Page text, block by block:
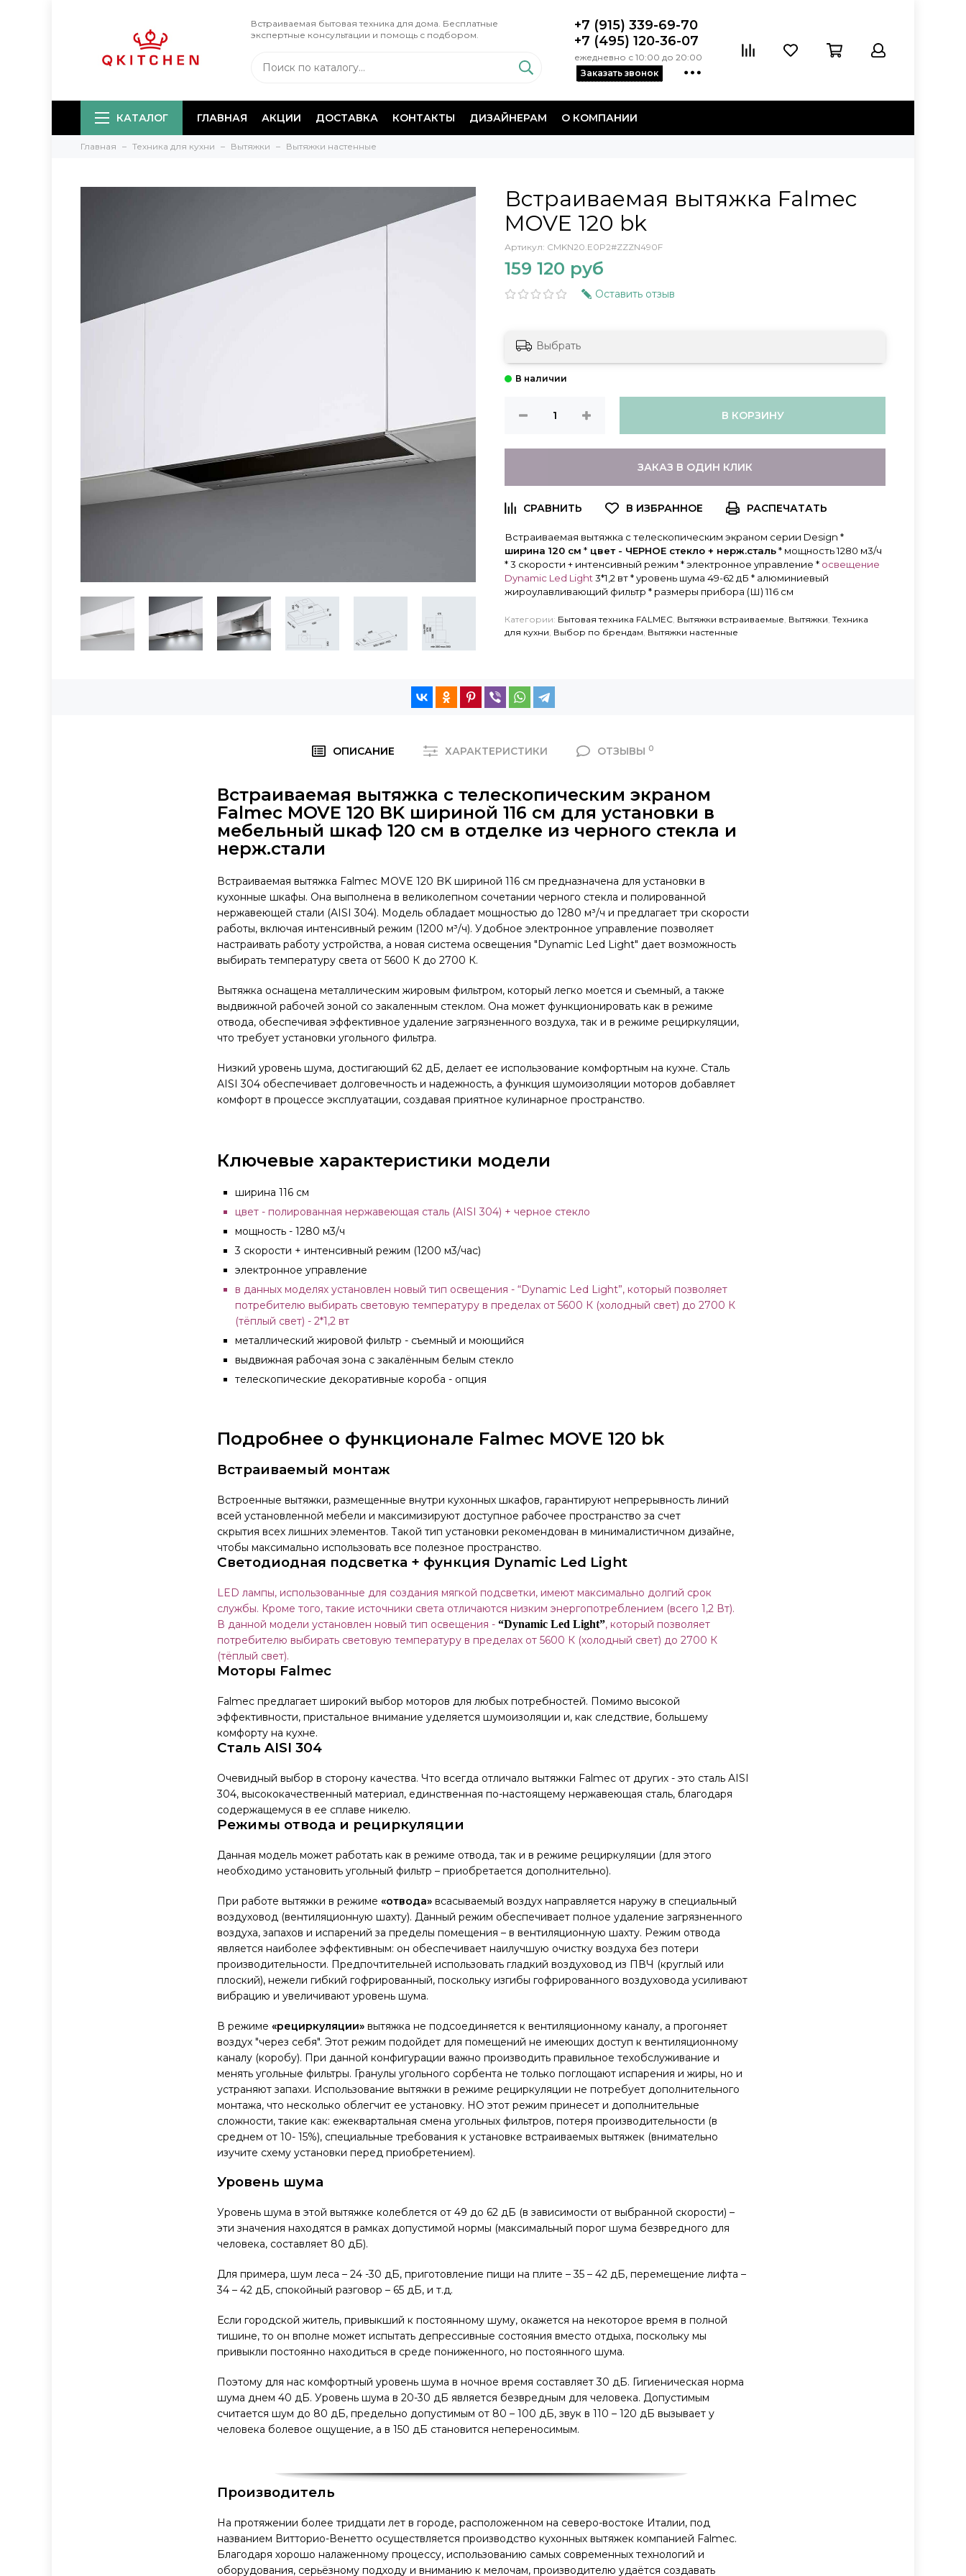
Встраиваемая бытовая техника для дома. Бесплатные
экспертные консультации и помощь с подбором.
+7 (915) 339-69-70
+7 (495) 120-36-07
ежедневно с 10:00 до 20:00
Заказать звонок
КАТАЛОГ ГЛАВНАЯ АКЦИИ ДОСТАВКА КОНТАКТЫ ДИЗАЙНЕРАМ О КОМПАНИИ
Главная Техника для кухни Вытяжки Вытяжки настенные
Встраиваемая вытяжка Falmec
MOVE 120 bk
Артикул: CMKN20.E0P2#ZZZN490F
159 120 руб
Оставить отзыв
Выбрать
В КОРЗИНУ
ЗАКАЗ В ОДИН КЛИК
РАСПЕЧАТАТЬ
Встраиваемая вытяжка с телескопическим экраном серии Design *
ширина 120 см * цвет - ЧЕРНОЕ стекло + нерж.сталь* мощность 1280 м3/ч
* 3 скорости + интенсивный режим * электронное управление * освещение
Dynamic Led Light 3*1,2 вт * уровень шума 49-62 дБ * алюминиевый
жироулавливающий фильтр * размеры прибора (Ш) 116 см
Категории: Бытовая техника FALMEC, Вытяжки встраиваемые, Вытяжки, Техника
для кухни, Выбор по брендам, Вытяжки настенные
ОПИСАНИЕ ХАРАКТЕРИСТИКИ ОТЗЫВЫ 0
Встраиваемая вытяжка с телескопическим экраном
Falmec MOVE 120 BK шириной 116 см для установки в
мебельный шкаф 120 см в отделке из черного стекла и
нерж.стали
Встраиваемая вытяжка Falmec MOVE 120 BK шириной 116 см предназначена для установки в
кухонные шкафы. Она выполнена в великолепном сочетании черного стекла и полированной
нержавеющей стали (AISI 304). Модель обладает мощностью до 1280 м³/ч и предлагает три скорости
работы, включая интенсивный режим (1200 м³/ч). Удобное электронное управление позволяет
настраивать работу устройства, а новая система освещения "Dynamic Led Light" дает возможность
выбирать температуру света от 5600 К до 2700 К.
Вытяжка оснащена металлическим жировым фильтром, который легко моется и съемный, а также
выдвижной рабочей зоной со закаленным стеклом. Она может функционировать как в режиме
отвода, обеспечивая эффективное удаление загрязненного воздуха, так и в режиме рециркуляции,
что требует установки угольного фильтра.
Низкий уровень шума, достигающий 62 дБ, делает ее использование комфортным на кухне. Сталь
AISI 304 обеспечивает долговечность и надежность, а функция шумоизоляции моторов добавляет
комфорт в процессе эксплуатации, создавая приятное кулинарное пространство.
Ключевые характеристики модели
ширина 116 см
цвет - полированная нержавеющая сталь (AISI 304) + черное стекло
мощность - 1280 м3/ч
3 скорости + интенсивный режим (1200 м3/час)
электронное управление
в данных моделях установлен новый тип освещения - “Dynamic Led Light”, который позволяет
потребителю выбирать световую температуру в пределах от 5600 К (холодный свет) до 2700 К
(тёплый свет) - 2*1,2 вт
металлический жировой фильтр - съемный и моющийся
выдвижная рабочая зона с закалённым белым стекло
телескопические декоративные короба - опция
Подробнее о функционале Falmec MOVE 120 bk
Встраиваемый монтаж
Встроенные вытяжки, размещенные внутри кухонных шкафов, гарантируют непрерывность линий
всей установленной мебели и максимизируют доступное рабочее пространство за счет
скрытия всех лишних элементов. Такой тип установки рекомендован в минималистичном дизайне,
чтобы максимально использовать все полезное пространство.
Светодиодная подсветка + функция Dynamic Led Light
LED лампы, использованные для создания мягкой подсветки, имеют максимально долгий срок
службы. Кроме того, такие источники света отличаются низким энергопотреблением (всего 1,2 Вт).
В данной модели установлен новый тип освещения - “Dynamic Led Light”, который позволяет
потребителю выбирать световую температуру в пределах от 5600 К (холодный свет) до 2700 К
(тёплый свет).
Моторы Falmec
Falmec предлагает широкий выбор моторов для любых потребностей. Помимо высокой
эффективности, пристальное внимание уделяется шумоизоляции и, как следствие, большему
комфорту на кухне.
Сталь AISI 304
Очевидный выбор в сторону качества. Что всегда отличало вытяжки Falmec от других - это сталь AISI
304, высококачественный материал, единственная по-настоящему нержавеющая сталь, благодаря
содержащемуся в ее сплаве никелю.
Режимы отвода и рециркуляции
Данная модель может работать как в режиме отвода, так и в режиме рециркуляции (для этого
необходимо установить угольный фильтр – приобретается дополнительно).
При работе вытяжки в режиме «отвода» всасываемый воздух направляется наружу в специальный
воздуховод (вентиляционную шахту). Данный режим обеспечивает полное удаление загрязненного
воздуха, запахов и испарений за пределы помещения – в вентиляционную шахту. Режим отвода
является наиболее эффективным: он обеспечивает наилучшую очистку воздуха без потери
производительности. Предпочтительней использовать гладкий воздуховод из ПВЧ (круглый или
плоский), нежели гибкий гофрированный, поскольку изгибы гофрированного воздуховода усиливают
вибрацию и увеличивают уровень шума.
В режиме «рециркуляции» вытяжка не подсоединяется к вентиляционному каналу, а прогоняет
воздух "через себя". Этот режим подойдет для помещений не имеющих доступ к вентиляционному
каналу (коробу). При данной конфигурации важно производить правильное техобслуживание и
менять угольные фильтры. Гранулы угольного сорбента не только поглощают испарения и жиры, но и
устраняют запахи. Использование вытяжки в режиме рециркуляции не потребует дополнительного
монтажа, что несколько облегчит ее установку. НО этот режим принесет и дополнительные
сложности, такие как: ежеквартальная смена угольных фильтров, потеря производительности (в
среднем от 10- 15%), специальные требования к установке встраиваемых вытяжек (внимательно
изучите схему установки перед приобретением).
Уровень шума
Уровень шума в этой вытяжке колеблется от 49 до 62 дБ (в зависимости от выбранной скорости) –
эти значения находятся в рамках допустимой нормы (максимальный порог шума безвредного для
человека, составляет 80 дБ).
Для примера, шум леса – 24 -30 дБ, приготовление пищи на плите – 35 – 42 дБ, перемещение лифта –
34 – 42 дБ, спокойный разговор – 65 дБ, и т.д.
Если городской житель, привыкший к постоянному шуму, окажется на некоторое время в полной
тишине, то он вполне может испытать депрессивные состояния вместо отдыха, поскольку мы
привыкли постоянно находиться в среде пониженного, но постоянного шума.
Поэтому для нас комфортный уровень шума в ночное время составляет 30 дБ. Гигиеническая норма
шума днем 40 дБ. Уровень шума в 20-30 дБ является безвредным для человека. Допустимым
считается шум до 80 дБ, предельно допустимым от 80 – 100 дБ, звук в 110 – 120 дБ вызывает у
человека болевое ощущение, а в 150 дБ становится непереносимым.
Производитель
На протяжении более тридцати лет в городе, расположенном на северо-востоке Италии, под
названием Витторио-Венетто осуществляется производство кухонных вытяжек компанией Falmec.
Благодаря хорошо налаженному процессу, использованию самых современных технологий и
оборудования, серьёзному подходу и вниманию к мелочам, производителю удаётся создавать